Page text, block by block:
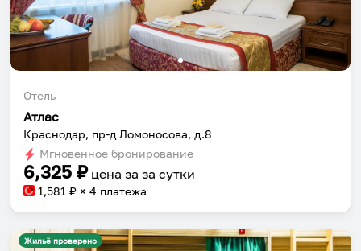
Отель
Атлас
Краснодар, пр-д Ломоносова, д.8
Мгновенное бронирование
6,325 ₽ цена за за сутки
1,581 ₽ × 4 платежа
Жильё проверено